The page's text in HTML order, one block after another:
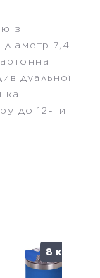
з
7,4
до 12-ти
8